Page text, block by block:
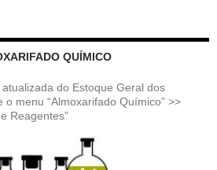
QUÍMICO
do Estoque Geral dos
menu “Almoxarifado Químico” >>
Reagentes”